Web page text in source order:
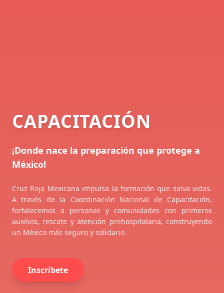
CAPACITACIÓN
¡Donde nace la preparación que protege a
México!
Cruz Roja Mexicana impulsa la formación que salva vidas.
A través de la Coordinación Nacional de Capacitación,
fortalecemos a personas y comunidades con primeros
auxilios, rescate y atención prehospitalaria, construyendo
un México más seguro y solidario.
Inscríbete